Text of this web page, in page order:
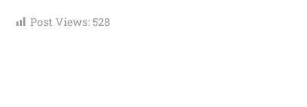
Post Views: 528